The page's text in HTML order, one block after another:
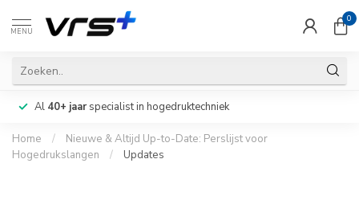
MENU
0
Al 40+ jaarspecialist in hogedruktechniek
Home /
Nieuwe & Altijd Up-to-Date: Perslijst voor
Hogedrukslangen
/ Updates